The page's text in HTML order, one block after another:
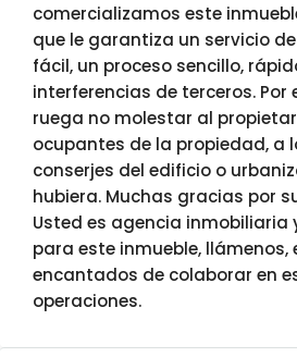
comercializamos este
que le garantiza un servicio
fácil, un proceso sencillo,
interferencias de terceros. Por
ruega no molestar al
ocupantes de la propiedad, a
conserjes del edificio o
hubiera. Muchas gracias por
Usted es agencia inmobiliaria
para este inmueble, llámenos,
encantados de colaborar en
operaciones.